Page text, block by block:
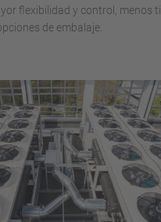
flexibilidad y control, menos
de embalaje.